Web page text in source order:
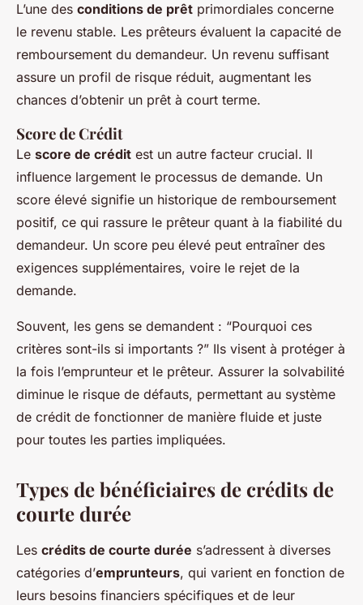
L’une des conditions de prêt primordiales concerne
le revenu stable. Les prêteurs évaluent la capacité de
remboursement du demandeur. Un revenu suffisant
assure un profil de risque réduit, augmentant les
chances d’obtenir un prêt à court terme.
Score de Crédit
Le score de crédit est un autre facteur crucial. Il
influence largement le processus de demande. Un
score élevé signifie un historique de remboursement
positif, ce qui rassure le prêteur quant à la fiabilité du
demandeur. Un score peu élevé peut entraîner des
exigences supplémentaires, voire le rejet de la
demande.
Souvent, les gens se demandent : “Pourquoi ces
critères sont-ils si importants ?” Ils visent à protéger à
la fois l’emprunteur et le prêteur. Assurer la solvabilité
diminue le risque de défauts, permettant au système
de crédit de fonctionner de manière fluide et juste
pour toutes les parties impliquées.
Types de bénéficiaires de crédits de
courte durée
Les crédits de courte durée s’adressent à diverses
catégories d’emprunteurs, qui varient en fonction de
leurs besoins financiers spécifiques et de leur